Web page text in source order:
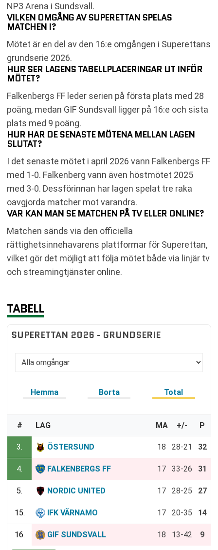
NP3 Arena i Sundsvall.
VILKEN OMGÅNG AV SUPERETTAN SPELAS
MATCHEN I?
Mötet är en del av den 16:e omgången i Superettans
grundserie 2026.
HUR SER LAGENS TABELLPLACERINGAR UT INFÖR
MÖTET?
Falkenbergs FF leder serien på första plats med 28
poäng, medan GIF Sundsvall ligger på 16:e och sista
plats med 9 poäng.
HUR HAR DE SENASTE MÖTENA MELLAN LAGEN
SLUTAT?
I det senaste mötet i april 2026 vann Falkenbergs FF
med 1-0. Falkenberg vann även höstmötet 2025
med 3-0. Dessförinnan har lagen spelat tre raka
oavgjorda matcher mot varandra.
VAR KAN MAN SE MATCHEN PÅ TV ELLER ONLINE?
Matchen sänds via den officiella
rättighetsinnehavarens plattformar för Superettan,
vilket gör det möjligt att följa mötet både via linjär tv
och streamingtjänster online.
TABELL
SUPERETTAN 2026 - GRUNDSERIE
Hemma Borta Total
# LAG MA +/- P
3. ÖSTERSUND 18 28-21 32
4. FALKENBERGS FF 17 33-26 31
5. NORDIC UNITED 17 28-25 27
15. IFK VÄRNAMO 17 20-35 14
16. GIF SUNDSVALL 18 13-42 9